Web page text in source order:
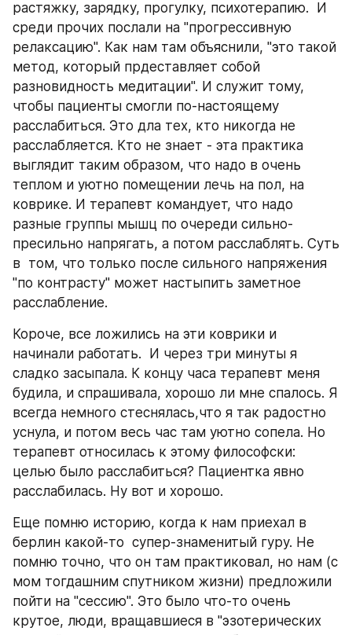
растяжку, зарядку, прогулку, психотерапию.  И
среди прочих послали на "прогрессивную
релаксацию". Как нам там объяснили, "это такой
метод, который прдеставляет собой
разновидность медитации". И служит тому,
чтобы пациенты смогли по-настоящему
расслабиться. Это дла тех, кто никогда не
расслабляется. Кто не знает - эта практика
выглядит таким образом, что надо в очень
теплом и уютно помещении лечь на пол, на
коврике. И терапевт командует, что надо
разные группы мышц по очереди сильно-
пресильно напрягать, а потом расслаблять. Суть
в  том, что только после сильного напряжения
"по контрасту" может настыпить заметное
расслабление.
Короче, все ложились на эти коврики и
начинали работать.  И через три минуты я
сладко засыпала. К концу часа терапевт меня
будила, и спрашивала, хорошо ли мне спалось. Я
всегда немного стеснялась,что я так радостно
уснула, и потом весь час там уютно сопела. Но
терапевт относилась к этому философски:
целью было расслабиться? Пациентка явно
расслабилась. Ну вот и хорошо.
Еще помню историю, когда к нам приехал в
берлин какой-то  супер-знаменитый гуру. Не
помню точно, что он там практиковал, но нам (с
мом тогдашним спутником жизни) предложили
пойти на "сессию". Это было что-то очень
крутое, люди, вращавшиеся в "эзотерических